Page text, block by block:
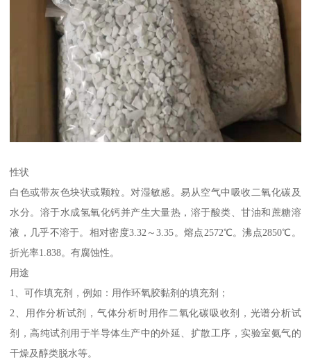
性状
白色或带灰色块状或颗粒。对湿敏感。易从空气中吸收二氧化碳及
水分。溶于水成氢氧化钙并产生大量热，溶于酸类、甘油和蔗糖溶
液，几乎不溶于。相对密度3.32～3.35。熔点2572℃。沸点2850℃。
折光率1.838。有腐蚀性。
用途
1、可作填充剂，例如：用作环氧胶黏剂的填充剂；
2、用作分析试剂，气体分析时用作二氧化碳吸收剂，光谱分析试
剂，高纯试剂用于半导体生产中的外延、扩散工序，实验室氨气的
干燥及醇类脱水等。